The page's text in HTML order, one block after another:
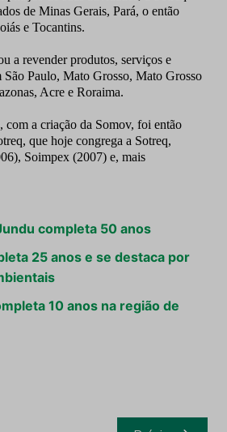
de Minas Gerais, Pará, o então
e Tocantins.
a revender produtos, serviços e
São Paulo, Mato Grosso, Mato Grosso
Acre e Roraima.
com a criação da Somov, foi então
que hoje congrega a Sotreq,
Soimpex (2007) e, mais
completa 50 anos
25 anos e se destaca por
10 anos na região de